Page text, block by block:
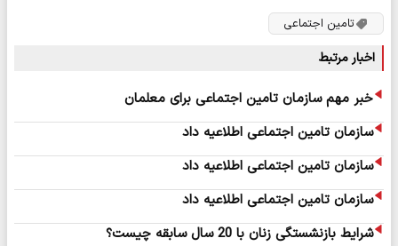
تامین اجتماعی
اخبار مرتبط
خبر مهم سازمان تامین اجتماعی برای معلمان
سازمان تامین اجتماعی اطلاعیه داد
سازمان تامین اجتماعی اطلاعیه داد
سازمان تامین اجتماعی اطلاعیه داد
شرایط بازنشستگی زنان با 20 سال سابقه چیست؟